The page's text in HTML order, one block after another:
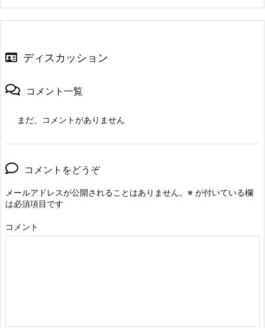
ディスカッション
コメント一覧
まだ、コメントがありません
コメントをどうぞ
メールアドレスが公開されることはありません。 ※ が付いている欄
は必須項目です
コメント